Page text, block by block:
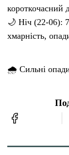
короткочасний
🌙 Ніч (22-06):
хмарність,
🌧 Сильні